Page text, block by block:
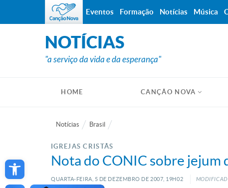
Open toolbar
NOTÍCIAS
"a serviço da vida e da esperança"
HOME CANÇÃO NOVA
Notícias Brasil
IGREJAS CRISTÃS
Nota do CONIC sobre jejum
QUARTA-FEIRA, 5 DE DEZEMBRO DE 2007, 19H02
Eventos Formação Notícias Música